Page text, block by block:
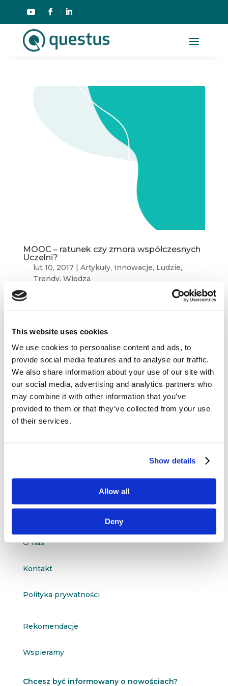
This website uses cookies
We use cookies to personalise content and ads, to
provide social media features and to analyse our traffic.
We also share information about your use of our site with
our social media, advertising and analytics partners who
may combine it with other information that you’ve
provided to them or that they’ve collected from your use
of their services.
Show details
Allow all
Deny
MOOC – ratunek czy zmora współczesnych
Uczelni?
lut 10, 2017| Artykuły, Innowacje, Ludzie,
Trendy, Wiedza
Choć mamy świadomość tego, jak szybko
i w jakiej skali technologia zmienia nasze życie,
które będą miały kluczowe znaczenie dla naszej
przyszłości. Tylko w ciągu ostatnich 12 miesięcy...
Dane kontaktowe
 questus@questus.pl
O nas
Kontakt
Polityka prywatności
Rekomendacje
Wspieramy
Chcesz być informowany o nowościach?